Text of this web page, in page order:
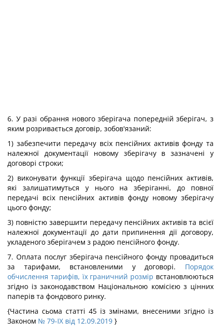
6. У разі обрання нового зберігача попередній зберігач, з
яким розривається договір, зобов'язаний:
1) забезпечити передачу всіх пенсійних активів фонду та
належної документації новому зберігачу в зазначені у
договорі строки;
2) виконувати функції зберігача щодо пенсійних активів,
які залишатимуться у нього на зберіганні, до повної
передачі всіх пенсійних активів фонду новому зберігачу
цього фонду;
3) повністю завершити передачу пенсійних активів та всієї
належної документації до дати припинення дії договору,
укладеного зберігачем з радою пенсійного фонду.
7. Оплата послуг зберігача пенсійного фонду провадиться
за тарифами, встановленими у договорі. Порядок
обчислення тарифів, їх граничний розмір встановлюються
згідно із законодавством Національною комісією з цінних
паперів та фондового ринку.
{Частина сьома статті 45 із змінами, внесеними згідно із
Законом № 79-IX від 12.09.2019 }